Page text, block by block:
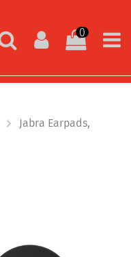
0
Jabra Earpads,